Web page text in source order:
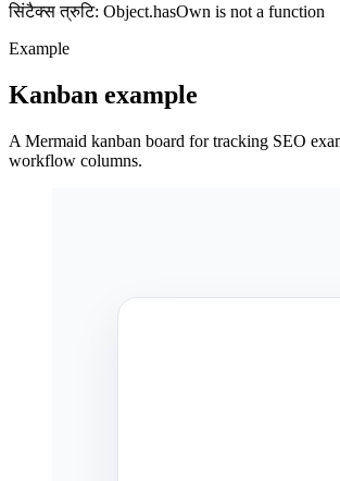
सिंटैक्स त्रुटि: Object.hasOwn is not a function
Example
Kanban example
A Mermaid kanban board for tracking SEO
workflow columns.